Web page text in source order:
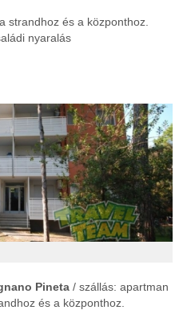
strandhoz és a központhoz.
nyaralás
Pineta / szállás: apartman
és a központhoz.